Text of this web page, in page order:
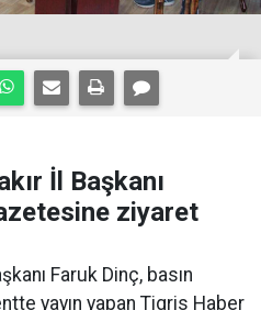
İl Başkanı
ziyaret
Faruk Dinç, basın
yayın yapan Tigris Haber